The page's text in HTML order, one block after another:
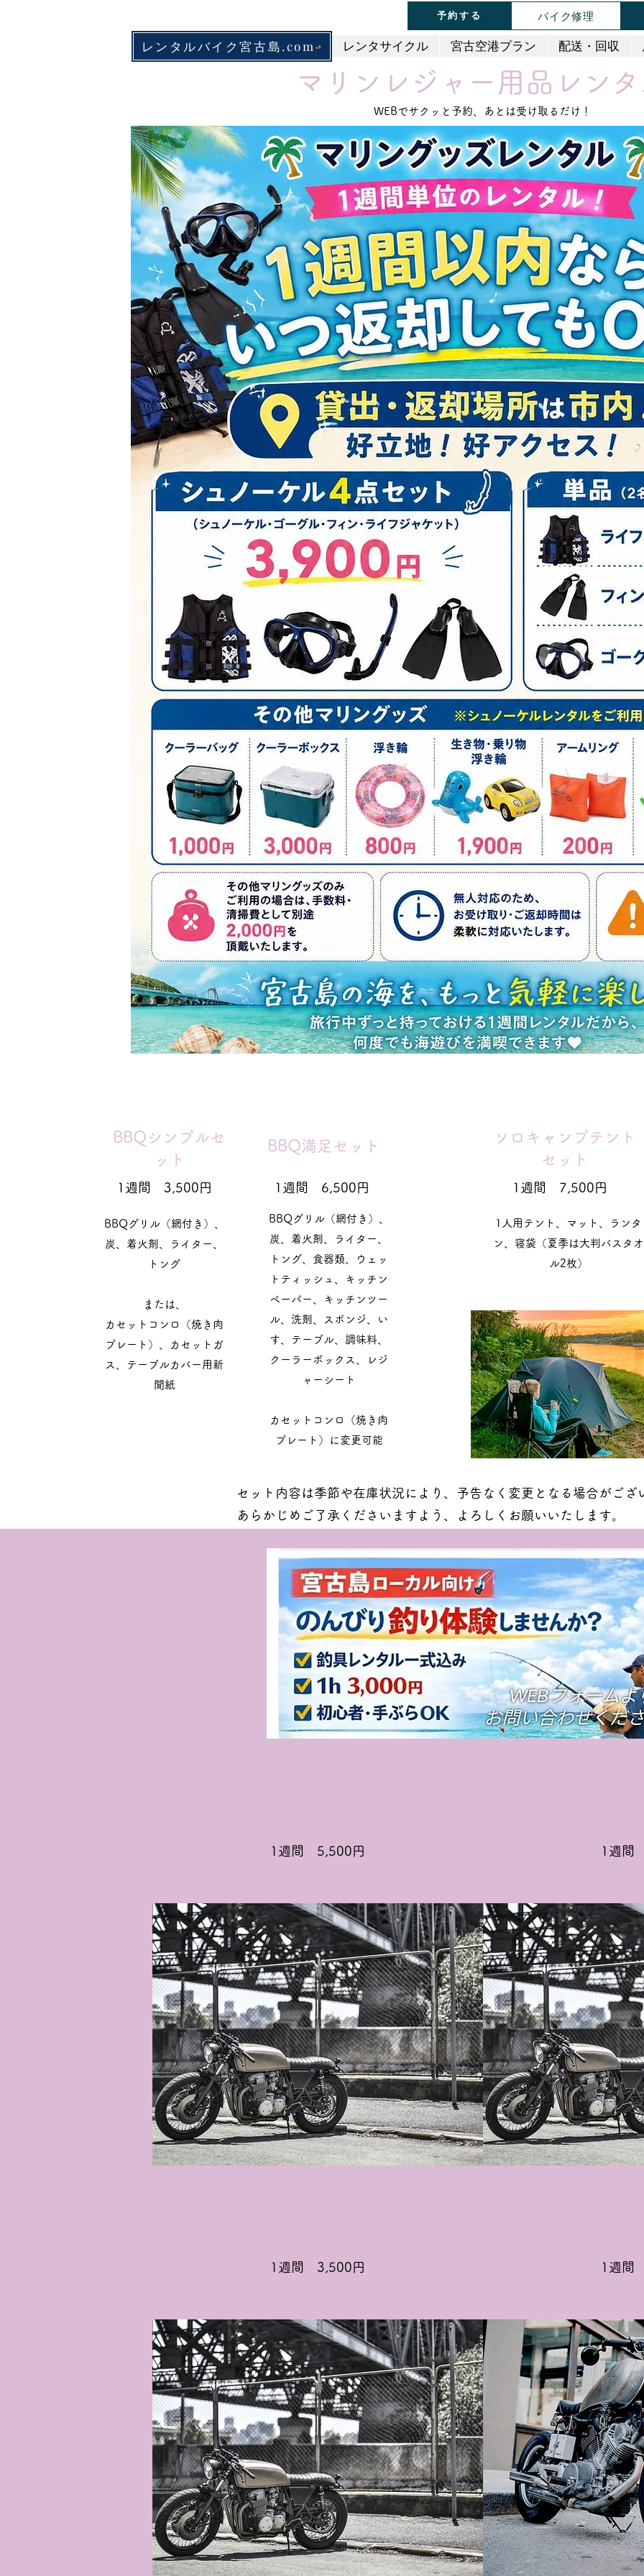
予約する バイク修理
レンタルバイク宮古島.com レンタサイクル 宮古空港プラン 配送・回収
マリンレジャー用品レン
WEBでサクッと予約、あとは受け取るだけ！
BBQシンプルセ
ット
1週間 3,500円
BBQグリル（網付き）、
炭、着火剤、ライター、
トング
または、
​カセットコンロ（焼き肉
プレート）、カセットガ
ス、テーブルカバー用新
聞紙
BBQ満足セット
1週間 6,500円
BBQグリル（網付き）、
炭、着火剤、ライター、
トング、食器類、ウェッ
トティッシュ、キッチン
ペーパー、キッチンツー
ル、洗剤、スポンジ、い
す、テーブル、調味料、
クーラーボックス、レジ
ャーシート
カセットコンロ（焼き肉
プレート）に変更可能
ソロキャンプテント
セット
1週間 7,500円
1人用テント、マット、ランタ
ン、寝袋（夏季は大判バスタオ
ル2枚）
セット内容は季節や在庫状況により、予告なく変更となる場合がござ
あらかじめご了承くださいますよう、よろしくお願いいたします。
1週間 2人用3,000円 3人用4,000円 1週間
1週間 5,500円 1週間
1週間 3,500円 1週間